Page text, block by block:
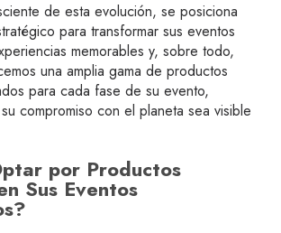
de esta evolución, se posiciona
para transformar sus eventos
memorables y, sobre todo,
una amplia gama de productos
para cada fase de su evento,
compromiso con el planeta sea visible
por Productos
Sus Eventos